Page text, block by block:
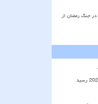
در جنگ رمضان از